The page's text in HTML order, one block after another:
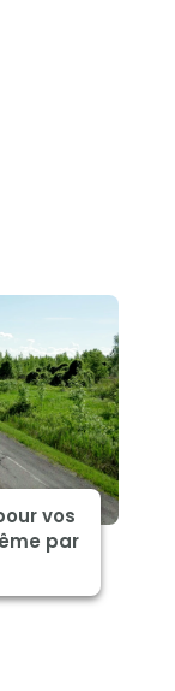
vos
par